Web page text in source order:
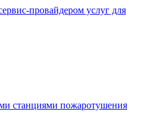
провайдером услуг для
станциями пожаротушения